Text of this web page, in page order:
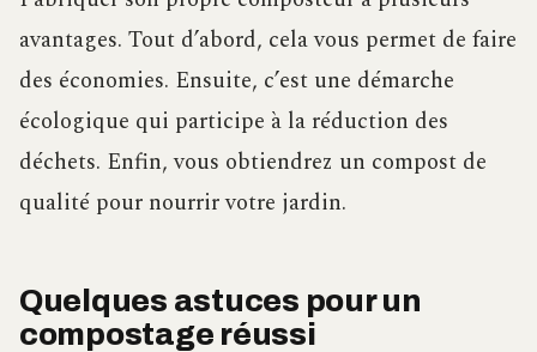
avantages. Tout d’abord, cela vous permet de faire
des économies. Ensuite, c’est une démarche
écologique qui participe à la réduction des
déchets. Enfin, vous obtiendrez un compost de
qualité pour nourrir votre jardin.
Quelques astuces pour un
compostage réussi